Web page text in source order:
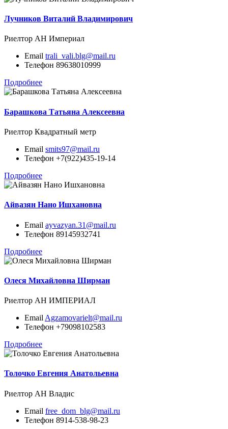
Лучников Виталий Владимирович
Риелтор АН Империал
Email trali_vali.blg@mail.ru
Телефон 89638010999
Подробнее
Барашкова Татьяна Алексеевна
Риелтор Квадратный метр
Email smits97@mail.ru
Телефон +7(922)435-19-14
Подробнее
Айвазян Нано Ишхановна
Email ayvazyan.31@mail.ru
Телефон 89145932741
Подробнее
Олеся Михайловна Ширман
Риелтор АН ИМПЕРИАЛ
Email Agzamovarielt@mail.ru
Телефон +79098102583
Подробнее
Толочко Евгения Анатольевна
Риелтор АН Владис
Email free_dom_blg@mail.ru
Телефон 8914-538-98-23